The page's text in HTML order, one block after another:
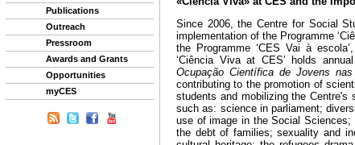
Publications
Outreach
Pressroom
Awards and Grants
Opportunities
myCES